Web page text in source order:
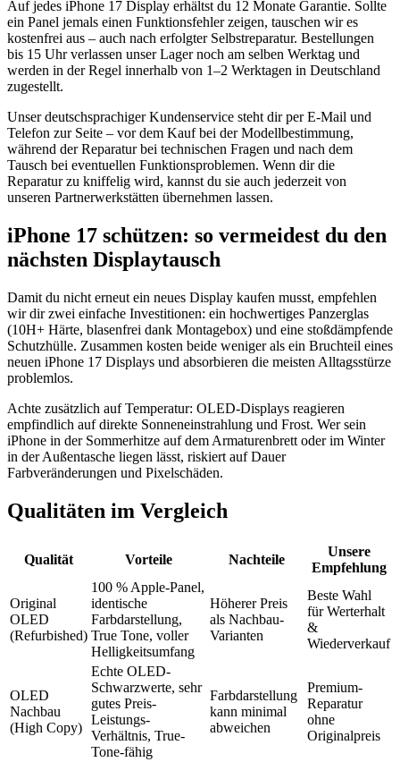
Auf jedes iPhone 17 Display erhältst du 12 Monate Garantie. Sollte
ein Panel jemals einen Funktionsfehler zeigen, tauschen wir es
kostenfrei aus – auch nach erfolgter Selbstreparatur. Bestellungen
bis 15 Uhr verlassen unser Lager noch am selben Werktag und
werden in der Regel innerhalb von 1–2 Werktagen in Deutschland
zugestellt.
Unser deutschsprachiger Kundenservice steht dir per E-Mail und
Telefon zur Seite – vor dem Kauf bei der Modellbestimmung,
während der Reparatur bei technischen Fragen und nach dem
Tausch bei eventuellen Funktionsproblemen. Wenn dir die
Reparatur zu kniffelig wird, kannst du sie auch jederzeit von
unseren Partnerwerkstätten übernehmen lassen.
iPhone 17 schützen: so vermeidest du den
nächsten Displaytausch
Damit du nicht erneut ein neues Display kaufen musst, empfehlen
wir dir zwei einfache Investitionen: ein hochwertiges Panzerglas
(10H+ Härte, blasenfrei dank Montagebox) und eine stoßdämpfende
Schutzhülle. Zusammen kosten beide weniger als ein Bruchteil eines
neuen iPhone 17 Displays und absorbieren die meisten Alltagsstürze
problemlos.
Achte zusätzlich auf Temperatur: OLED-Displays reagieren
empfindlich auf direkte Sonneneinstrahlung und Frost. Wer sein
iPhone in der Sommerhitze auf dem Armaturenbrett oder im Winter
in der Außentasche liegen lässt, riskiert auf Dauer
Farbveränderungen und Pixelschäden.
Qualitäten im Vergleich
Qualität Vorteile Nachteile
Unsere
Empfehlung
Original
OLED
(Refurbished)
100 % Apple-Panel,
identische
Farbdarstellung,
True Tone, voller
Helligkeitsumfang
Höherer Preis
als Nachbau-
Varianten
Beste Wahl
für Werterhalt
&
Wiederverkauf
OLED
Nachbau
(High Copy)
Echte OLED-
Schwarzwerte, sehr
gutes Preis-
Leistungs-
Verhältnis, True-
Tone-fähig
Farbdarstellung
kann minimal
abweichen
Premium-
Reparatur
ohne
Originalpreis